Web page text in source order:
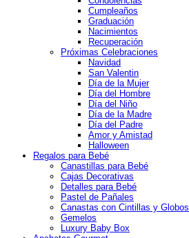
Cumpleaños
Graduación
Nacimientos
Recuperación
Próximas Celebraciones
Navidad
San Valentin
Día de la Mujer
Día del Hombre
Día del Niño
Día de la Madre
Día del Padre
Amor y Amistad
Halloween
Regalos para Bebé
Canastillas para Bebé
Cajas Decorativas
Detalles para Bebé
Pastel de Pañales
Canastas con Cintillas y Globos
Gemelos
Luxury Baby Box